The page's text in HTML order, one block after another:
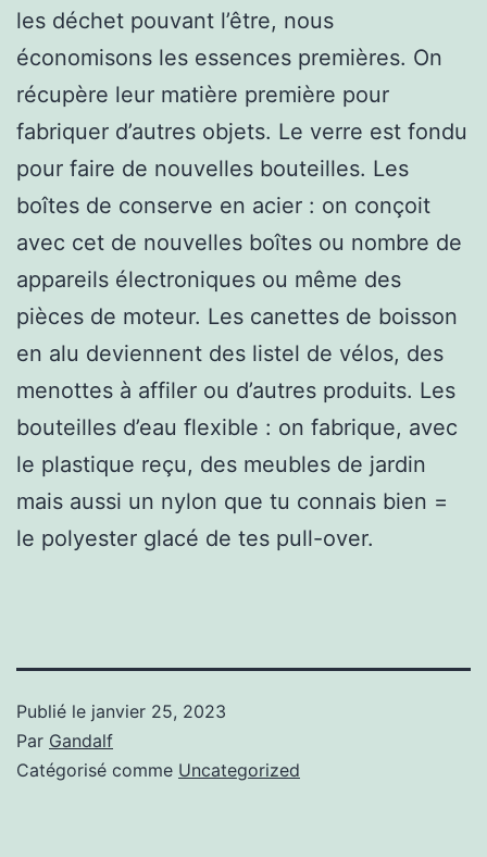
les déchet pouvant l’être, nous
économisons les essences premières. On
récupère leur matière première pour
fabriquer d’autres objets. Le verre est fondu
pour faire de nouvelles bouteilles. Les
boîtes de conserve en acier : on conçoit
avec cet de nouvelles boîtes ou nombre de
appareils électroniques ou même des
pièces de moteur. Les canettes de boisson
en alu deviennent des listel de vélos, des
menottes à affiler ou d’autres produits. Les
bouteilles d’eau flexible : on fabrique, avec
le plastique reçu, des meubles de jardin
mais aussi un nylon que tu connais bien =
le polyester glacé de tes pull-over.
Publié le janvier 25, 2023
Par Gandalf
Catégorisé comme Uncategorized